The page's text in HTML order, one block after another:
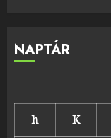
NAPTÁR
h K